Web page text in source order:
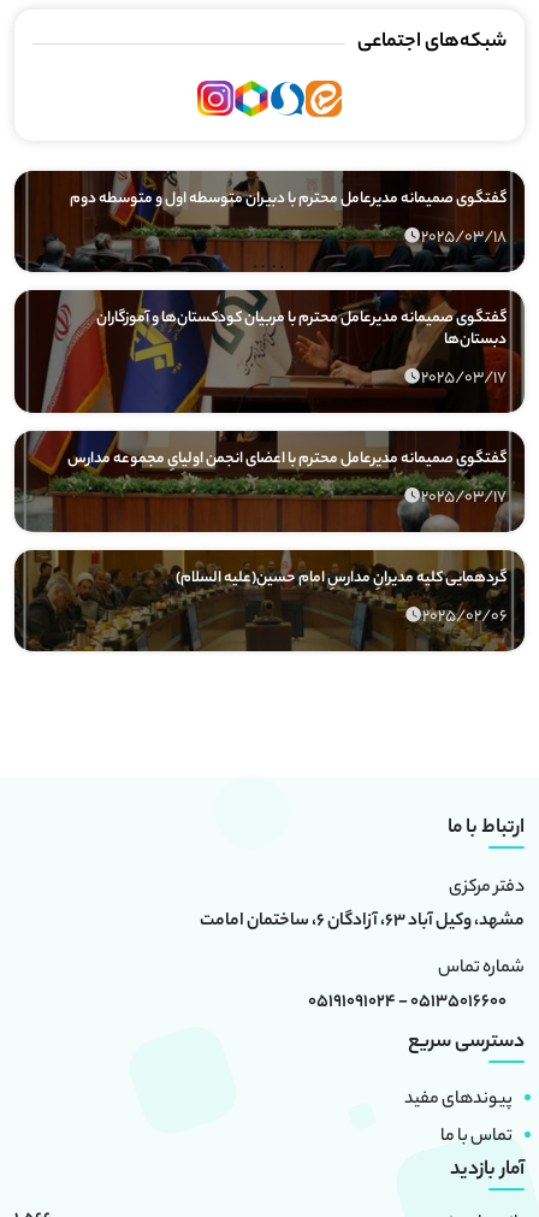
شبکه‌های اجتماعی
گفتگوی صمیمانه مدیرعامل محترم با دبیران متوسطه اول و متوسطه دوم
2025/03/18
گفتگوی صمیمانه مدیرعامل محترم با مربیان کودکستان‌ها و آموزگاران
دبستان‌ها
2025/03/17
گفتگوی صمیمانه مدیرعامل محترم با اعضای انجمن اولیایِ مجموعه مدارس
2025/03/17
گردهمایی کلیه مدیرانِ مدارسِ امام حسین(علیه السلام)
2025/02/06
ارتباط با ما
دفتر مرکزی
مشهد، وکیل آباد 63، آزادگان 6، ساختمان امامت
شماره تماس
05135016600 - 05191091024
دسترسی سریع
پیوندهای مفید
تماس با ما
آمار بازدید